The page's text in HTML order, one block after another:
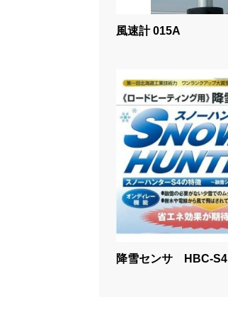
風速計 015A
降雪センサ HBC-S4